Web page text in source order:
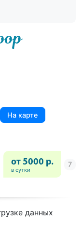
На карте
от 5000 р.
в сутки
данных